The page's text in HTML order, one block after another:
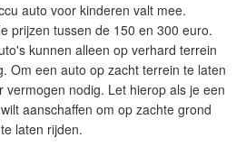
auto voor kinderen valt mee.
prijzen tussen de 150 en 300 euro.
kunnen alleen op verhard terrein
Om een auto op zacht terrein te laten
vermogen nodig. Let hierop als je een
aanschaffen om op zachte grond
laten rijden.